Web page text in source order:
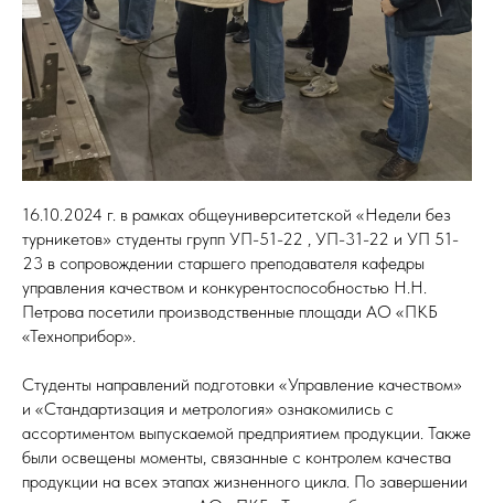
16.10.2024 г. в рамках общеуниверситетской «Недели без
турникетов» студенты групп УП-51-22 , УП-31-22 и УП 51-
23 в сопровождении старшего преподавателя кафедры
управления качеством и конкурентоспособностью Н.Н.
Петрова посетили производственные площади АО «ПКБ
«Техноприбор».
Студенты направлений подготовки «Управление качеством»
и «Стандартизация и метрология» ознакомились с
ассортиментом выпускаемой предприятием продукции. Также
были освещены моменты, связанные с контролем качества
продукции на всех этапах жизненного цикла. По завершении